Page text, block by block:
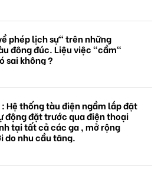
phép lịch sự" trên những
đông đúc. Liệu việc "cầm"
sai không ?
Hệ thống tàu điện ngầm lắp đặt
động đặt trước qua điện thoại
tại tất cả các ga , mở rộng
do nhu cầu tăng.